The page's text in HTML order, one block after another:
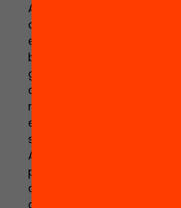
Aquestes mesures també
acompanyades de
en flexibilitzar i simplificar
burocràtics d’inscripció a
gestió d’ajudes a partir de
de suport diversos que
millor comprensió i accés,
especialment de la
situació de vulnerabilitat.
Altres mesures amb
poden tenir un pes
actuacions de detecció de
d’infants que requereixen